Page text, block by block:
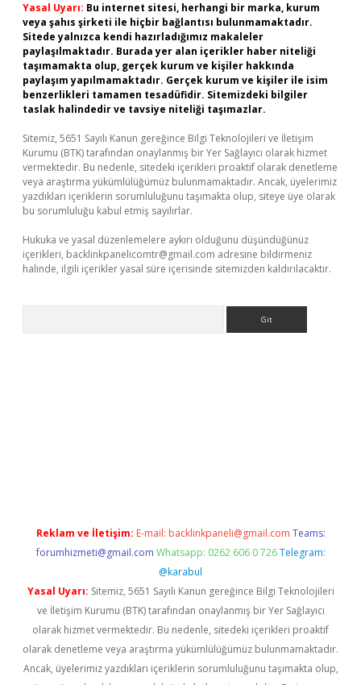
Yasal Uyarı: Bu internet sitesi, herhangi bir marka, kurum
veya şahıs şirketi ile hiçbir bağlantısı bulunmamaktadır.
Sitede yalnızca kendi hazırladığımız makaleler
paylaşılmaktadır. Burada yer alan içerikler haber niteliği
taşımamakta olup, gerçek kurum ve kişiler hakkında
paylaşım yapılmamaktadır. Gerçek kurum ve kişiler ile isim
benzerlikleri tamamen tesadüfidir. Sitemizdeki bilgiler
taslak halindedir ve tavsiye niteliği taşımazlar.
Sitemiz, 5651 Sayılı Kanun gereğince Bilgi Teknolojileri ve İletişim
Kurumu (BTK) tarafından onaylanmış bir Yer Sağlayıcı olarak hizmet
vermektedir. Bu nedenle, sitedeki içerikleri proaktif olarak denetleme
veya araştırma yükümlülüğümüz bulunmamaktadır. Ancak, üyelerimiz
yazdıkları içeriklerin sorumluluğunu taşımakta olup, siteye üye olarak
bu sorumluluğu kabul etmiş sayılırlar.
Hukuka ve yasal düzenlemelere aykırı olduğunu düşündüğünüz
içerikleri, backlinkpanelicomtr@gmail.com adresine bildirmeniz
halinde, ilgili içerikler yasal süre içerisinde sitemizden kaldırılacaktır.
Reklam ve İletişim: E-mail: backlinkpaneli@gmail.com Teams:
forumhizmeti@gmail.com Whatsapp: 0262 606 0 726 Telegram:
@karabul
Yasal Uyarı: Sitemiz, 5651 Sayılı Kanun gereğince Bilgi Teknolojileri
ve İletişim Kurumu (BTK) tarafından onaylanmış bir Yer Sağlayıcı
olarak hizmet vermektedir. Bu nedenle, sitedeki içerikleri proaktif
olarak denetleme veya araştırma yükümlülüğümüz bulunmamaktadır.
Ancak, üyelerimiz yazdıkları içeriklerin sorumluluğunu taşımakta olup,